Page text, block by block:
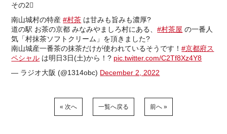
その2⃣
南山城村の特産#村茶 は甘みも旨みも濃厚?
道の駅 お茶の京都 みなみやましろ村にある、#村茶屋 の一番人
気「村抹茶ソフトクリーム」を頂きました?
南山城産一番茶の抹茶だけが使われているそうです！#京都府ス
ペシャル は明日3日(土)から！? pic.twitter.com/C2Tf8Xz4Y8
— ラジオ大阪 (@1314obc) December 2, 2022
« 次へ 一覧へ戻る 前へ »